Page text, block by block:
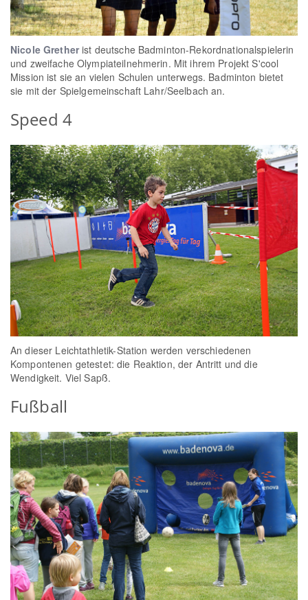
Nicole Gretherist deutsche Badminton-Rekordnationalspielerin
und zweifache Olympiateilnehmerin. Mit ihrem Projekt S'cool
Mission ist sie an vielen Schulen unterwegs. Badminton bietet
sie mit der Spielgemeinschaft Lahr/Seelbach an.
Speed 4
An dieser Leichtathletik-Station werden verschiedenen
Kompontenen getestet: die Reaktion, der Antritt und die
Wendigkeit. Viel Sapß.
Fußball